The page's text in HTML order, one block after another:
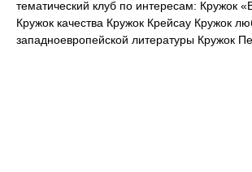
тематический клуб по интересам: Кружок
Кружок качества Кружок Крейсау Кружок
западноевропейской литературы